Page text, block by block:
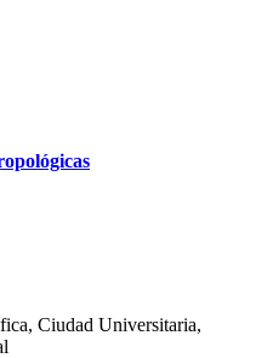
Ciudad Universitaria,